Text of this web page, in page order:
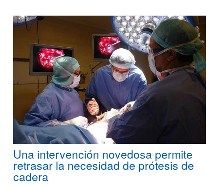
Una intervención novedosa permite
retrasar la necesidad de prótesis de
cadera